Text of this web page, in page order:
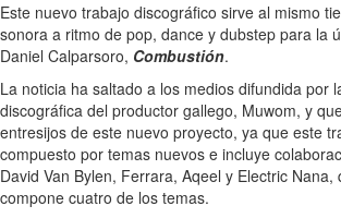
Este nuevo trabajo discográfico sirve al mismo
sonora a ritmo de pop, dance y dubstep para la
Daniel Calparsoro, Combustión.
La noticia ha saltado a los medios difundida por
discográfica del productor gallego, Muwom, y
entresijos de este nuevo proyecto, ya que este
compuesto por temas nuevos e incluye
David Van Bylen, Ferrara, Aqeel y Electric Nana,
compone cuatro de los temas.